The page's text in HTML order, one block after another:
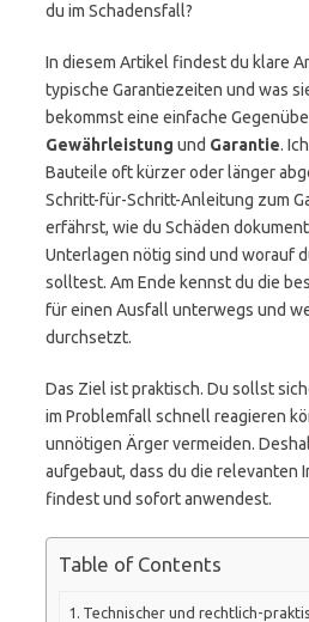
du im Schadensfall?
In diesem Artikel findest du klare
typische Garantiezeiten und was
bekommst eine einfache
Gewährleistung und Garantie.
Bauteile oft kürzer oder länger
Schritt-für-Schritt-Anleitung zum
erfährst, wie du Schäden
Unterlagen nötig sind und worauf
solltest. Am Ende kennst du die
für einen Ausfall unterwegs und
durchsetzt.
Das Ziel ist praktisch. Du sollst
im Problemfall schnell reagieren
unnötigen Ärger vermeiden.
aufgebaut, dass du die relevanten
findest und sofort anwendest.
Table of Contents
Technischer und rechtlich-